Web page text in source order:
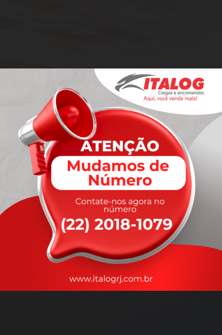
rapidez
que você precisa,
com a qualidade que vocêmerece.
Nossos motoristas são treinados para garantir a máxima
durante o transporte, com rastreamento em tempo real.